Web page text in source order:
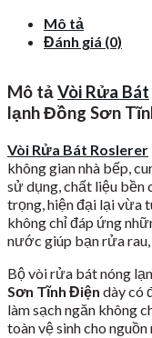
Mô tả
Đánh giá (0)
Mô tảVòi Rửa Bát
lạnh Đồng Sơn
Vòi Rửa Bát Roslerer
không gian nhà bếp,
sử dụng, chất liệu bền
trọng, hiện đại lại vừa
không chỉ đáp ứng
nước giúp bạn rửa
Bộ vòi rửa bát nóng
Sơn Tĩnh Điện dày có
làm sạch ngăn không
toàn vệ sinh cho